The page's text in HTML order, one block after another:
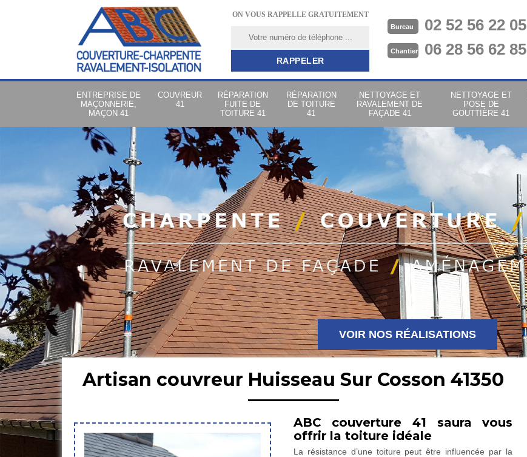
ON VOUS RAPPELLE GRATUITEMENT
Bureau 02 52 56 22 05
Chantier 06 28 56 62 85
ENTREPRISE DE
MAÇONNERIE,
MAÇON 41
COUVREUR
41
RÉPARATION
FUITE DE
TOITURE 41
RÉPARATION
DE TOITURE
41
NETTOYAGE ET
RAVALEMENT DE
FAÇADE 41
NETTOYAGE ET
POSE DE
GOUTTIÈRE 41
VOIR NOS RÉALISATIONS
Artisan couvreur Huisseau Sur Cosson 41350
ABC couverture 41 saura vous
offrir la toiture idéale
La résistance d’une toiture peut être influencée par la